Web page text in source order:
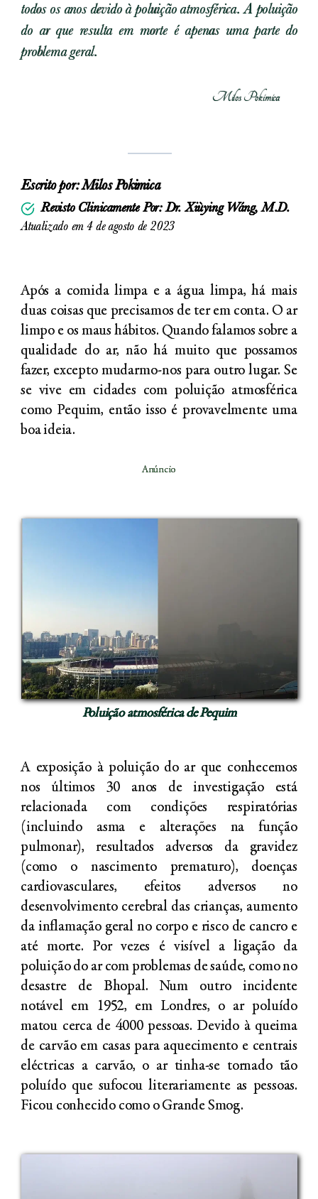
todos os anos devido à poluição atmosférica. A poluição
do ar que resulta em morte é apenas uma parte do
problema geral.
Milos Pokimica
Escrito por:Milos Pokimica
Revisto Clinicamente Por: Dr. Xiùying Wáng, M.D.
Atualizado em 4 de agosto de 2023
Após a comida limpa e a água limpa, há mais
duas coisas que precisamos de ter em conta. O ar
limpo e os maus hábitos. Quando falamos sobre a
qualidade do ar, não há muito que possamos
fazer, excepto mudarmo-nos para outro lugar. Se
se vive em cidades com poluição atmosférica
como Pequim, então isso é provavelmente uma
boa ideia.
Anúncio
Poluição atmosférica de Pequim
A exposição à poluição do ar que conhecemos
nos últimos 30 anos de investigação está
relacionada com condições respiratórias
(incluindo asma e alterações na função
pulmonar), resultados adversos da gravidez
(como o nascimento prematuro), doenças
cardiovasculares, efeitos adversos no
desenvolvimento cerebral das crianças, aumento
da inflamação geral no corpo e risco de cancro e
até morte. Por vezes é visível a ligação da
poluição do ar com problemas de saúde, como no
desastre de Bhopal. Num outro incidente
notável em 1952, em Londres, o ar poluído
matou cerca de 4000 pessoas. Devido à queima
de carvão em casas para aquecimento e centrais
eléctricas a carvão, o ar tinha-se tornado tão
poluído que sufocou literariamente as pessoas.
Ficou conhecido como o Grande Smog.